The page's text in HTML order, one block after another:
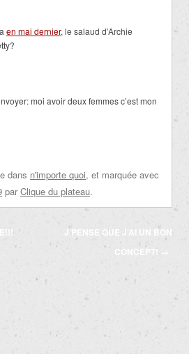
en mai dernier, le salaud d’Archie
moi avoir deux femmes c’est mon
dans n'importe quoi, et marquée avec
par Clique du plateau.
J’PENSE QUE J’AI UN BON
CONCEPT!
→